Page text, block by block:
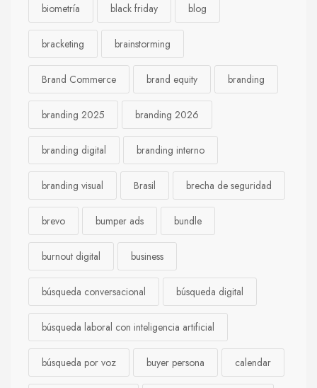
biometría black friday blog
bracketing brainstorming
Brand Commerce brand equity branding
branding 2025 branding 2026
branding digital branding interno
branding visual Brasil brecha de seguridad
brevo bumper ads bundle
burnout digital business
búsqueda conversacional búsqueda digital
búsqueda laboral con inteligencia artificial
búsqueda por voz buyer persona calendar